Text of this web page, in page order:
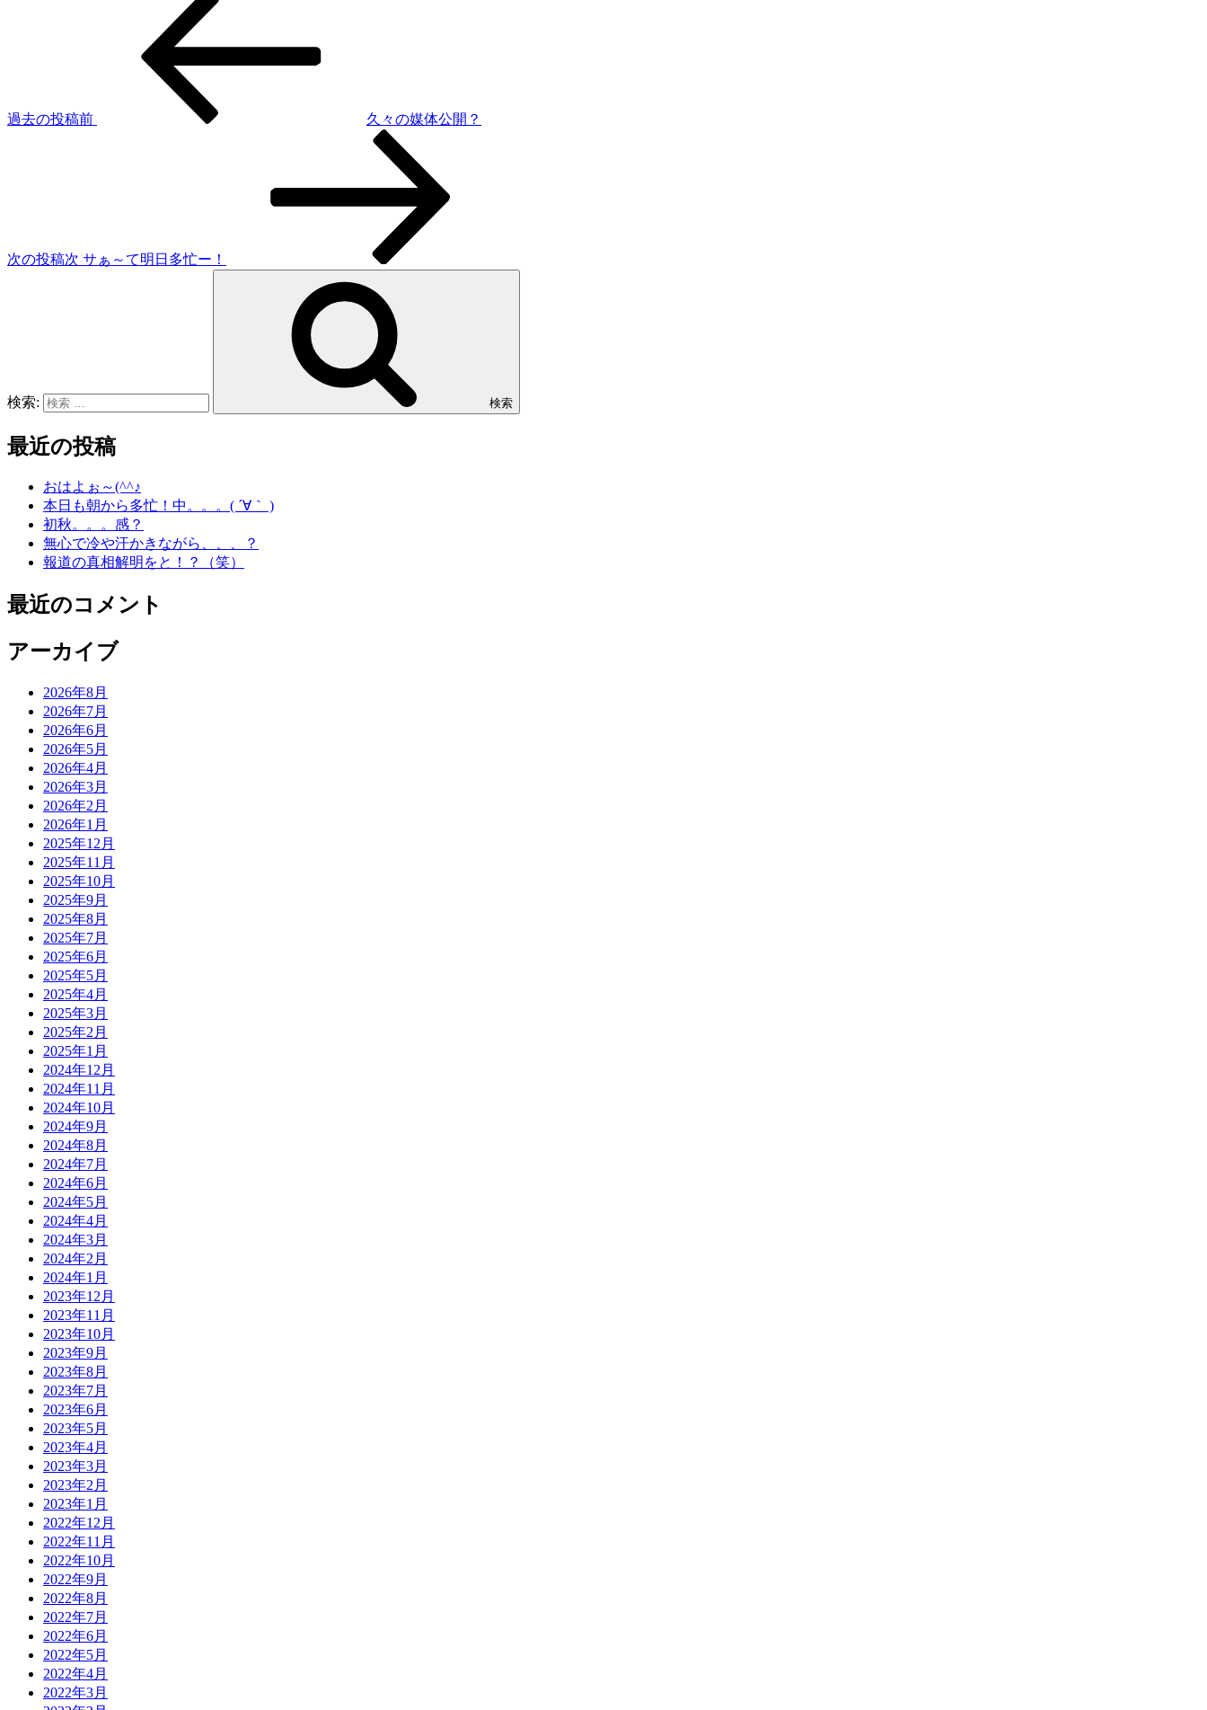
過去の投稿前 久々の媒体公開？
次の投稿次 サぁ～て明日多忙ー！
検索: 検索
最近の投稿
おはよぉ～(^^♪
本日も朝から多忙！中。。。( ´∀｀ )
初秋。。。感？
無心で冷や汗かきながら、、、？
報道の真相解明をと！？（笑）
最近のコメント
アーカイブ
2026年8月
2026年7月
2026年6月
2026年5月
2026年4月
2026年3月
2026年2月
2026年1月
2025年12月
2025年11月
2025年10月
2025年9月
2025年8月
2025年7月
2025年6月
2025年5月
2025年4月
2025年3月
2025年2月
2025年1月
2024年12月
2024年11月
2024年10月
2024年9月
2024年8月
2024年7月
2024年6月
2024年5月
2024年4月
2024年3月
2024年2月
2024年1月
2023年12月
2023年11月
2023年10月
2023年9月
2023年8月
2023年7月
2023年6月
2023年5月
2023年4月
2023年3月
2023年2月
2023年1月
2022年12月
2022年11月
2022年10月
2022年9月
2022年8月
2022年7月
2022年6月
2022年5月
2022年4月
2022年3月